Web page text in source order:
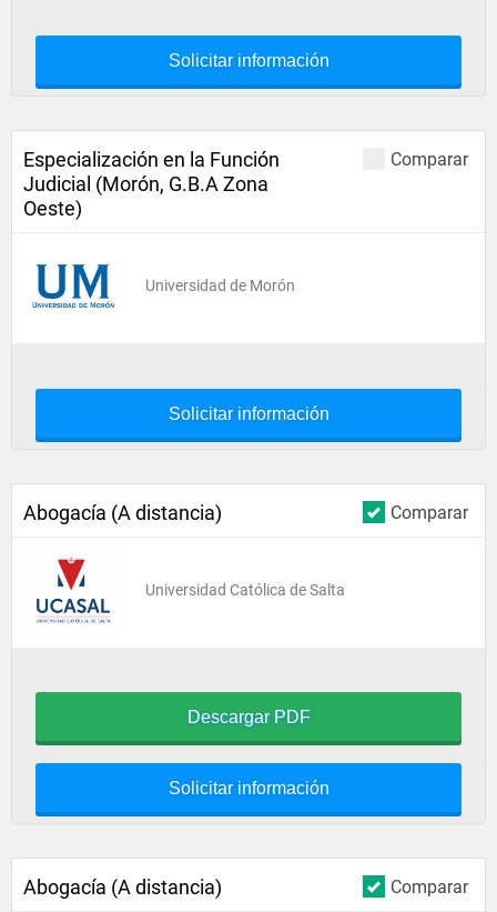
Solicitar información
Comparar
Especialización en la Función
Judicial (Morón, G.B.A Zona
Oeste)
Universidad de Morón
Solicitar información
Comparar
Abogacía (A distancia)
Universidad Católica de Salta
Descargar PDF
Solicitar información
Comparar
Abogacía (A distancia)